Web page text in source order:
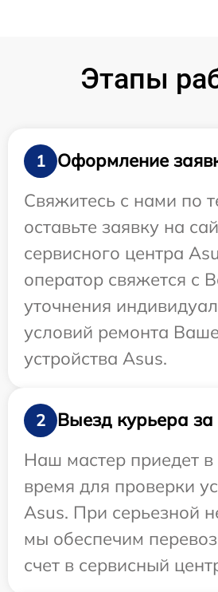
Этапы
1
Оформление
Свяжитесь с нами по
оставьте заявку на
сервисного центра
оператор свяжется с
уточнения
условий ремонта
устройства Asus.
2
Выезд курьера за
Наш мастер приедет в
время для проверки
Asus. При серьезной
мы обеспечим
счет в сервисный